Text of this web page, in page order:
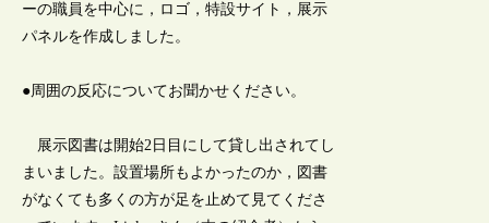
ーの職員を中心に，ロゴ，特設サイト，展示
パネルを作成しました。
●周囲の反応についてお聞かせください。
展示図書は開始2日目にして貸し出されてし
まいました。設置場所もよかったのか，図書
がなくても多くの方が足を止めて見てくださ